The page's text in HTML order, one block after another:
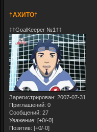
†АХИТО†
‡†GoalKeeper №1†‡
Зарегистрирован: 2007-07-31
Приглашений: 0
Сообщений: 27
Уважение: [+0/-0]
Позитив: [+0/-0]